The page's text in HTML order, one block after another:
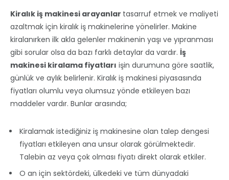
Kiralık iş makinesi arayanlar tasarruf etmek ve maliyeti
azaltmak için kiralık iş makinelerine yönelirler. Makine
kiralanırken ilk akla gelenler makinenin yaşı ve yıpranması
gibi sorular olsa da bazı farklı detaylar da vardır. İş
makinesi kiralama fiyatları işin durumuna göre saatlik,
günlük ve aylık belirlenir. Kiralık iş makinesi piyasasında
fiyatları olumlu veya olumsuz yönde etkileyen bazı
maddeler vardır. Bunlar arasında;
Kiralamak istediğiniz iş makinesine olan talep dengesi
fiyatları etkileyen ana unsur olarak görülmektedir.
Talebin az veya çok olması fiyatı direkt olarak etkiler.
O an için sektördeki, ülkedeki ve tüm dünyadaki